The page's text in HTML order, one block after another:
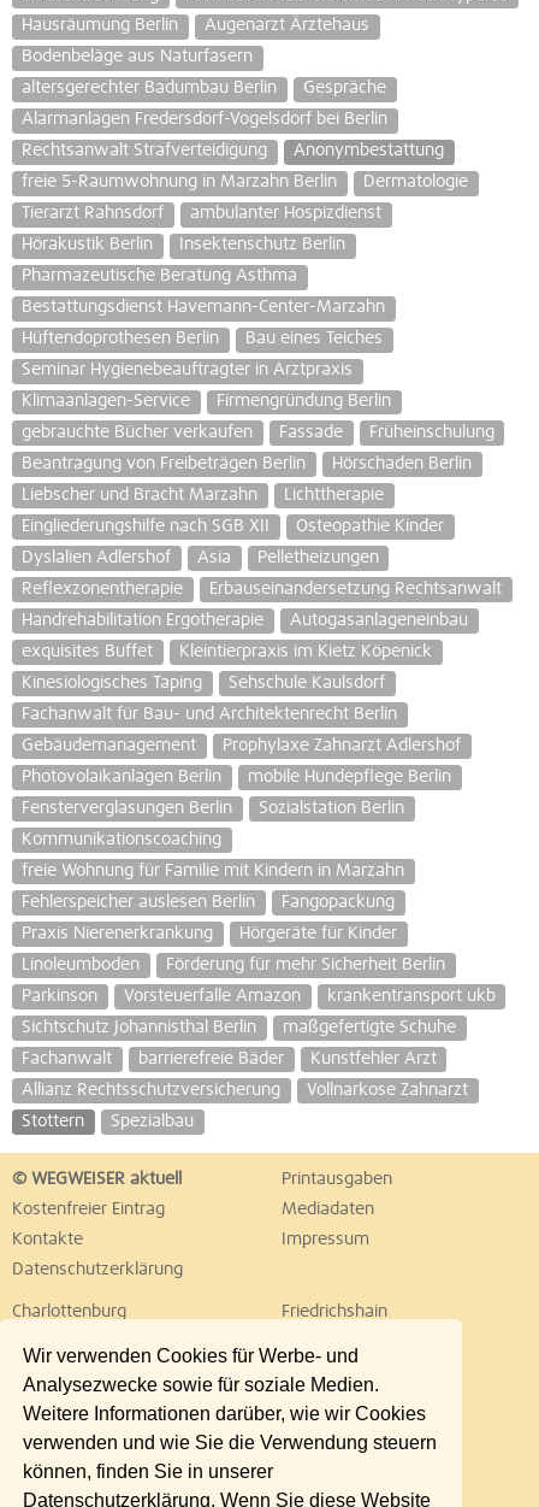
Wir verwenden Cookies für Werbe- und
Analysezwecke sowie für soziale Medien.
Weitere Informationen darüber, wie wir Cookies
verwenden und wie Sie die Verwendung steuern
können, finden Sie in unserer
Datenschutzerklärung. Wenn Sie diese Website
Hausräumung Berlin
Augenarzt Ärztehaus
Bodenbeläge aus Naturfasern
altersgerechter Badumbau Berlin
Gespräche
Alarmanlagen Fredersdorf-Vogelsdorf bei Berlin
Rechtsanwalt Strafverteidigung
Anonymbestattung
freie 5-Raumwohnung in Marzahn Berlin
Dermatologie
Tierarzt Rahnsdorf
ambulanter Hospizdienst
Hörakustik Berlin
Insektenschutz Berlin
Pharmazeutische Beratung Asthma
Bestattungsdienst Havemann-Center-Marzahn
Hüftendoprothesen Berlin
Bau eines Teiches
Seminar Hygienebeauftragter in Arztpraxis
Klimaanlagen-Service
Firmengründung Berlin
gebrauchte Bücher verkaufen
Fassade
Früheinschulung
Beantragung von Freibeträgen Berlin
Hörschaden Berlin
Liebscher und Bracht Marzahn
Lichttherapie
Eingliederungshilfe nach SGB XII
Osteopathie Kinder
Dyslalien Adlershof
Asia
Pelletheizungen
Reflexzonentherapie
Erbauseinandersetzung Rechtsanwalt
Handrehabilitation Ergotherapie
Autogasanlageneinbau
exquisites Buffet
Kleintierpraxis im Kietz Köpenick
Kinesiologisches Taping
Sehschule Kaulsdorf
Fachanwalt für Bau- und Architektenrecht Berlin
Gebäudemanagement
Prophylaxe Zahnarzt Adlershof
Photovolaikanlagen Berlin
mobile Hundepflege Berlin
Fensterverglasungen Berlin
Sozialstation Berlin
Kommunikationscoaching
freie Wohnung für Familie mit Kindern in Marzahn
Fehlerspeicher auslesen Berlin
Fangopackung
Praxis Nierenerkrankung
Hörgeräte für Kinder
Linoleumboden
Förderung für mehr Sicherheit Berlin
Parkinson
Vorsteuerfalle Amazon
krankentransport ukb
Sichtschutz Johannisthal Berlin
maßgefertigte Schuhe
Fachanwalt
barrierefreie Bäder
Kunstfehler Arzt
Allianz Rechtsschutzversicherung
Vollnarkose Zahnarzt
Stottern
Spezialbau
© WEGWEISER aktuell
Printausgaben
Kostenfreier Eintrag
Mediadaten
Kontakte
Impressum
Datenschutzerklärung
Charlottenburg
Friedrichshain
Lichtenberg
Marzahn
Neukölln
Pankow
Reinickendorf
Schöneberg